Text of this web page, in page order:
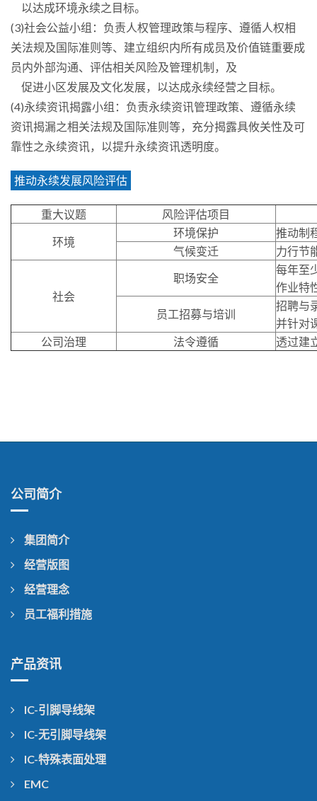
以达成环境永续之目标。
(3)社会公益小组：负责人权管理政策与程序、遵循人权相
关法规及国际准则等、建立组织内所有成员及价值链重要成
员内外部沟通、评估相关风险及管理机制，及
促进小区发展及文化发展，以达成永续经营之目标。
(4)永续资讯揭露小组：负责永续资讯管理政策、遵循永续
资讯揭漏之相关法规及国际准则等，充分揭露具攸关性及可
靠性之永续资讯，以提升永续资讯透明度。
推动永续发展风险评估
重大议题 风险评估项目
环境
环境保护
推动制
气候变迁
力行节
社会
职场安全
每年至
作业特
员工招募与培训
招聘与
并针对
公司治理
法令遵循 透过建
公司简介
集团简介
经营版图
经营理念
员工福利措施
产品资讯
IC-引脚导线架
IC-无引脚导线架
IC-特殊表面处理
EMC